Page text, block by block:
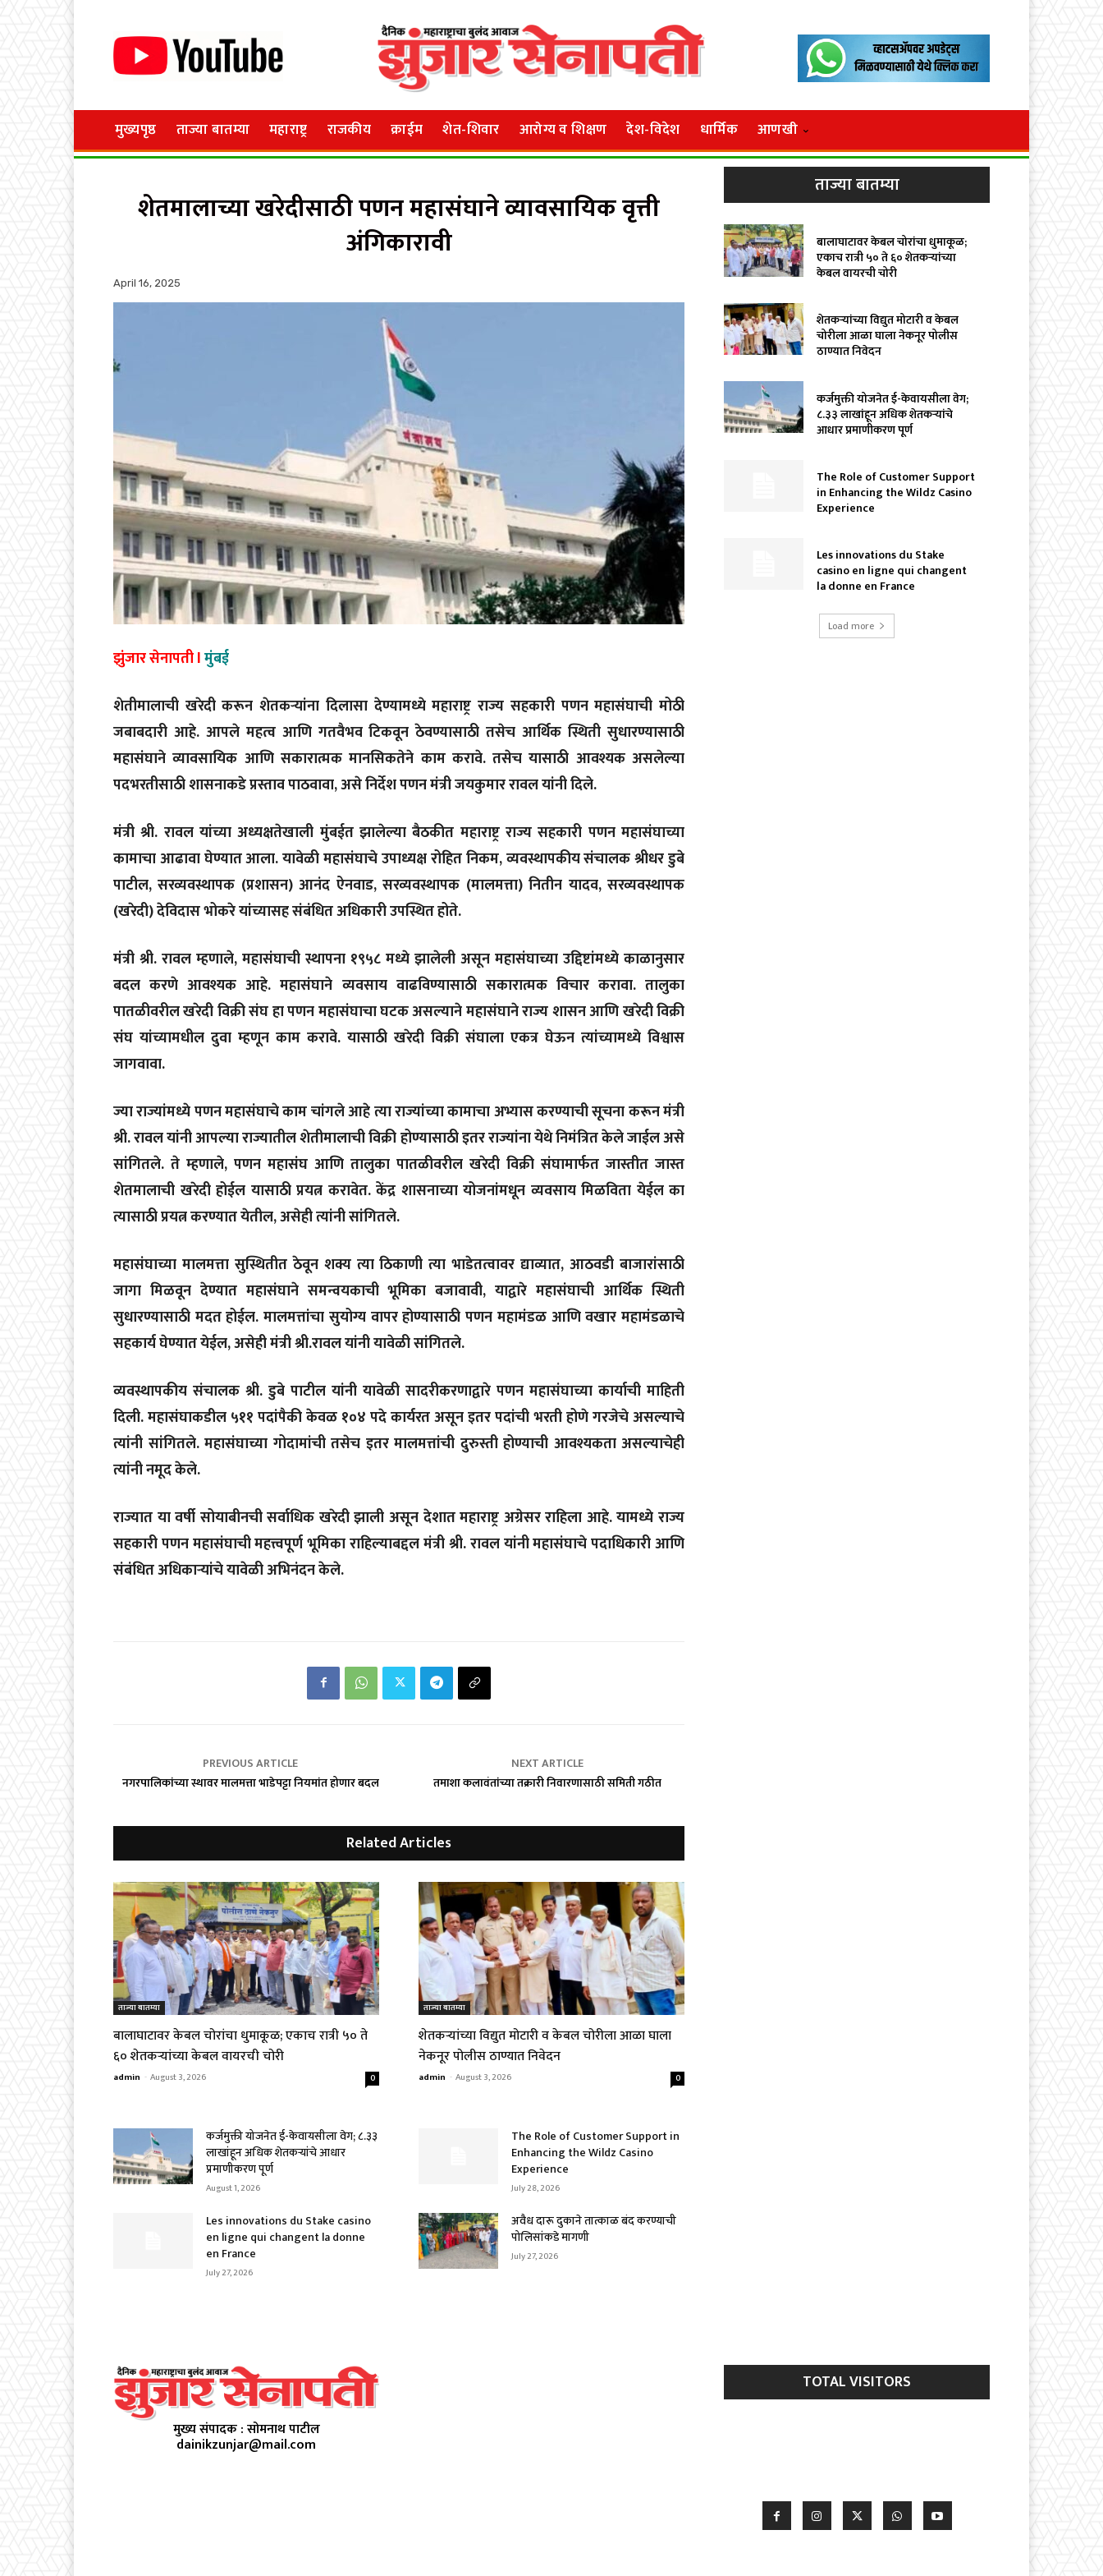
मुख्यपृष्ठ ताज्या बातम्या महाराष्ट्र राजकीय क्राईम शेत-शिवार आरोग्य व शिक्षण देश-विदेश धार्मिक आणखी
शेतमालाच्या खरेदीसाठी पणन महासंघाने व्यावसायिक वृत्ती
अंगिकारावी
April 16, 2025
झुंजार सेनापती lमुंबई
शेतीमालाची खरेदी करून शेतकऱ्यांना दिलासा देण्यामध्ये महाराष्ट्र राज्य सहकारी पणन महासंघाची मोठी
जबाबदारी आहे. आपले महत्व आणि गतवैभव टिकवून ठेवण्यासाठी तसेच आर्थिक स्थिती सुधारण्यासाठी
महासंघाने व्यावसायिक आणि सकारात्मक मानसिकतेने काम करावे. तसेच यासाठी आवश्यक असलेल्या
पदभरतीसाठी शासनाकडे प्रस्ताव पाठवावा, असे निर्देश पणन मंत्री जयकुमार रावल यांनी दिले.
मंत्री श्री. रावल यांच्या अध्यक्षतेखाली मुंबईत झालेल्या बैठकीत महाराष्ट्र राज्य सहकारी पणन महासंघाच्या
कामाचा आढावा घेण्यात आला. यावेळी महासंघाचे उपाध्यक्ष रोहित निकम, व्यवस्थापकीय संचालक श्रीधर डुबे
पाटील, सरव्यवस्थापक (प्रशासन) आनंद ऐनवाड, सरव्यवस्थापक (मालमत्ता) नितीन यादव, सरव्यवस्थापक
(खरेदी) देविदास भोकरे यांच्यासह संबंधित अधिकारी उपस्थित होते.
मंत्री श्री. रावल म्हणाले, महासंघाची स्थापना १९५८ मध्ये झालेली असून महासंघाच्या उद्दिष्टांमध्ये काळानुसार
बदल करणे आवश्यक आहे. महासंघाने व्यवसाय वाढविण्यासाठी सकारात्मक विचार करावा. तालुका
पातळीवरील खरेदी विक्री संघ हा पणन महासंघाचा घटक असल्याने महासंघाने राज्य शासन आणि खरेदी विक्री
संघ यांच्यामधील दुवा म्हणून काम करावे. यासाठी खरेदी विक्री संघाला एकत्र घेऊन त्यांच्यामध्ये विश्वास
जागवावा.
ज्या राज्यांमध्ये पणन महासंघाचे काम चांगले आहे त्या राज्यांच्या कामाचा अभ्यास करण्याची सूचना करून मंत्री
श्री. रावल यांनी आपल्या राज्यातील शेतीमालाची विक्री होण्यासाठी इतर राज्यांना येथे निमंत्रित केले जाईल असे
सांगितले. ते म्हणाले, पणन महासंघ आणि तालुका पातळीवरील खरेदी विक्री संघामार्फत जास्तीत जास्त
शेतमालाची खरेदी होईल यासाठी प्रयत्न करावेत. केंद्र शासनाच्या योजनांमधून व्यवसाय मिळविता येईल का
त्यासाठी प्रयत्न करण्यात येतील, असेही त्यांनी सांगितले.
महासंघाच्या मालमत्ता सुस्थितीत ठेवून शक्य त्या ठिकाणी त्या भाडेतत्वावर द्याव्यात, आठवडी बाजारांसाठी
जागा मिळवून देण्यात महासंघाने समन्वयकाची भूमिका बजावावी, याद्वारे महासंघाची आर्थिक स्थिती
सुधारण्यासाठी मदत होईल. मालमत्तांचा सुयोग्य वापर होण्यासाठी पणन महामंडळ आणि वखार महामंडळाचे
सहकार्य घेण्यात येईल, असेही मंत्री श्री.रावल यांनी यावेळी सांगितले.
व्यवस्थापकीय संचालक श्री. डुबे पाटील यांनी यावेळी सादरीकरणाद्वारे पणन महासंघाच्या कार्याची माहिती
दिली. महासंघाकडील ५११ पदांपैकी केवळ १०४ पदे कार्यरत असून इतर पदांची भरती होणे गरजेचे असल्याचे
त्यांनी सांगितले. महासंघाच्या गोदामांची तसेच इतर मालमत्तांची दुरुस्ती होण्याची आवश्यकता असल्याचेही
त्यांनी नमूद केले.
राज्यात या वर्षी सोयाबीनची सर्वाधिक खरेदी झाली असून देशात महाराष्ट्र अग्रेसर राहिला आहे. यामध्ये राज्य
सहकारी पणन महासंघाची महत्त्वपूर्ण भूमिका राहिल्याबद्दल मंत्री श्री. रावल यांनी महासंघाचे पदाधिकारी आणि
संबंधित अधिकाऱ्यांचे यावेळी अभिनंदन केले.
PREVIOUS ARTICLE
नगरपालिकांच्या स्थावर मालमत्ता भाडेपट्टा नियमांत होणार बदल
NEXT ARTICLE
तमाशा कलावंतांच्या तक्रारी निवारणासाठी समिती गठीत
Related Articles
ताज्या बातम्या
बालाघाटावर केबल चोरांचा धुमाकूळ; एकाच रात्री ५० ते
६० शेतकऱ्यांच्या केबल वायरची चोरी
admin - August 3, 2026 0
ताज्या बातम्या
शेतकऱ्यांच्या विद्युत मोटारी व केबल चोरीला आळा घाला
नेकनूर पोलीस ठाण्यात निवेदन
admin - August 3, 2026 0
कर्जमुक्ती योजनेत ई-केवायसीला वेग; ८.३३
लाखांहून अधिक शेतकऱ्यांचे आधार
प्रमाणीकरण पूर्ण
August 1, 2026
The Role of Customer Support in
Enhancing the Wildz Casino
Experience
July 28, 2026
Les innovations du Stake casino
en ligne qui changent la donne
en France
July 27, 2026
अवैध दारू दुकाने तात्काळ बंद करण्याची
पोलिसांकडे मागणी
July 27, 2026
ताज्या बातम्या
बालाघाटावर केबल चोरांचा धुमाकूळ;
एकाच रात्री ५० ते ६० शेतकऱ्यांच्या
केबल वायरची चोरी
शेतकऱ्यांच्या विद्युत मोटारी व केबल
चोरीला आळा घाला नेकनूर पोलीस
ठाण्यात निवेदन
कर्जमुक्ती योजनेत ई-केवायसीला वेग;
८.३३ लाखांहून अधिक शेतकऱ्यांचे
आधार प्रमाणीकरण पूर्ण
The Role of Customer Support
in Enhancing the Wildz Casino
Experience
Les innovations du Stake
casino en ligne qui changent
la donne en France
Load more
मुख्य संपादक : सोमनाथ पाटील
dainikzunjar@mail.com
TOTAL VISITORS